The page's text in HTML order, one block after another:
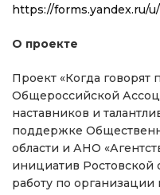
https://forms.yandex.ru/
О проекте
Проект «Когда говорят
Общероссийской
наставников и
поддержке
области и АНО
инициатив Ростовской
работу по организации